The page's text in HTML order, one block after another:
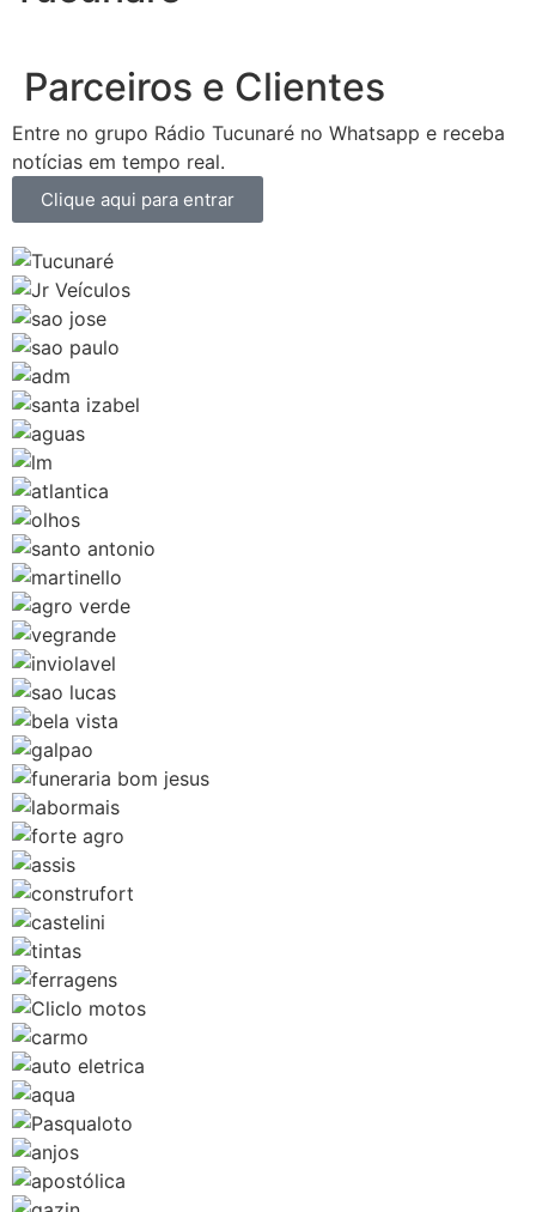
Parceiros e Clientes
Entre no grupo Rádio Tucunaré no Whatsapp e receba
notícias em tempo real.
Clique aqui para entrar